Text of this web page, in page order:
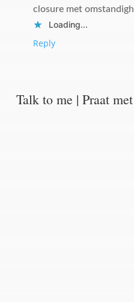
closure met
Loading...
Reply
Talk to me | Praat